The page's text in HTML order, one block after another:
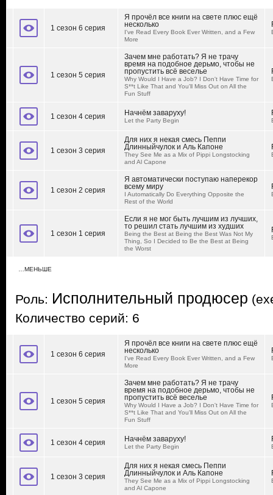
1 сезон 6 серия
Я прочёл все книги на свете плюс ещё
несколько
I've Read Every Book Ever Written, and a Few
More
1 сезон 5 серия
Зачем мне работать? Я не трачу
время на подобное дерьмо, чтобы не
пропустить всё веселье
Why Would I Have a Job? I Don't Have Time for
S**t Like That and You'll Miss Out on All the
Fun Stuff
1 сезон 4 серия Начнём заваруху!
Let the Party Begin
1 сезон 3 серия
Для них я некая смесь Пеппи
Длинныйчулок и Аль Капоне
They See Me as a Mix of Pippi Longstocking
and Al Capone
1 сезон 2 серия
Я автоматически поступаю наперекор
всему миру
I Automatically Do Everything Opposite the
Rest of the World
1 сезон 1 серия
Если я не мог быть лучшим из лучших,
то решил стать лучшим из худших
Being the Best at Being the Best Was Not My
Thing, So I Decided to Be the Best at Being
the Worst
…МЕНЬШЕ
Роль: Исполнительный продюсер
Количество серий: 6
1 сезон 6 серия
Я прочёл все книги на свете плюс ещё
несколько
I've Read Every Book Ever Written, and a Few
More
1 сезон 5 серия
Зачем мне работать? Я не трачу
время на подобное дерьмо, чтобы не
пропустить всё веселье
Why Would I Have a Job? I Don't Have Time for
S**t Like That and You'll Miss Out on All the
Fun Stuff
1 сезон 4 серия Начнём заваруху!
Let the Party Begin
1 сезон 3 серия
Для них я некая смесь Пеппи
Длинныйчулок и Аль Капоне
They See Me as a Mix of Pippi Longstocking
and Al Capone